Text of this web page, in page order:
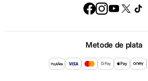
Metode de plata